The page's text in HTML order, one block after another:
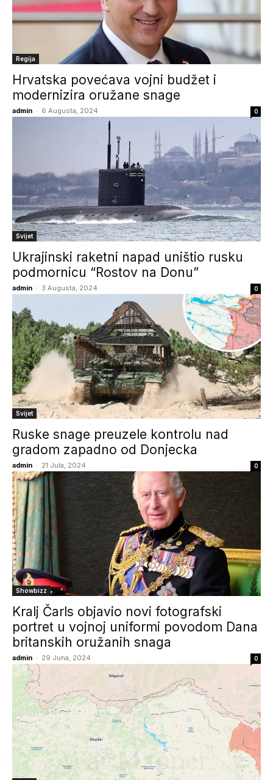
Regija
Hrvatska povećava vojni budžet i
modernizira oružane snage
admin - 6 Augusta, 2024 0
Svijet
Ukrajinski raketni napad uništio rusku
podmornicu “Rostov na Donu”
admin - 3 Augusta, 2024 0
Svijet
Ruske snage preuzele kontrolu nad
gradom zapadno od Donjecka
admin - 21 Jula, 2024 0
Showbizz
Kralj Čarls objavio novi fotografski
portret u vojnoj uniformi povodom Dana
britanskih oružanih snaga
admin - 29 Juna, 2024 0